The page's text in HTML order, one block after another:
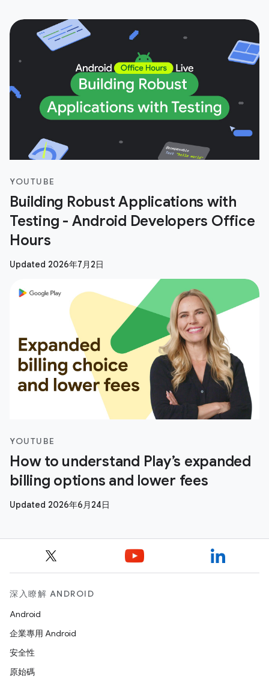
YOUTUBE
Building Robust Applications with
Testing - Android Developers Office
Hours
Updated 2026年7月2日
YOUTUBE
How to understand Play’s expanded
billing options and lower fees
Updated 2026年6月24日
深入瞭解 ANDROID
Android
企業專用 Android
安全性
原始碼